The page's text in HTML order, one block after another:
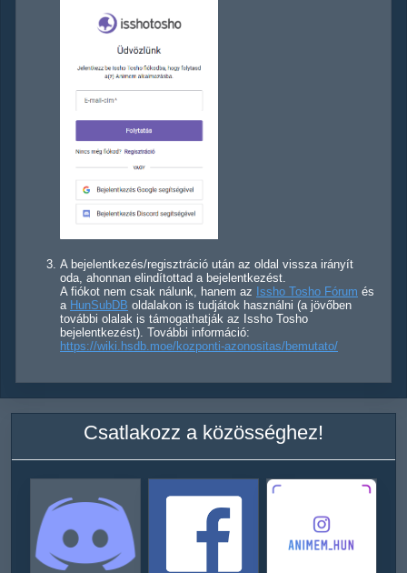
A bejelentkezés/regisztráció után az oldal vissza irányít
oda, ahonnan elindítottad a bejelentkezést.
A fiókot nem csak nálunk, hanem az Issho Tosho Fórum és
a HunSubDB oldalakon is tudjátok használni (a jövőben
további olalak is támogathatják az Issho Tosho
bejelentkezést). További információ:
https://wiki.hsdb.moe/kozponti-azonositas/bemutato/
Csatlakozz a közösséghez!